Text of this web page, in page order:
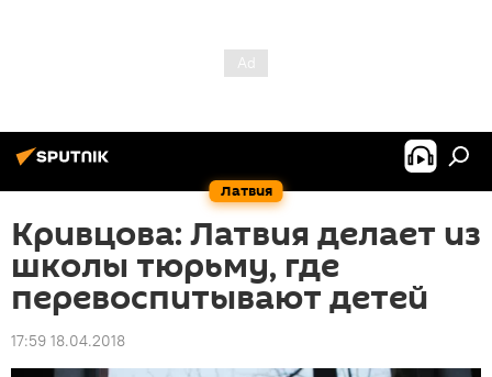
Латвия
Кривцова: Латвия делает из
школы тюрьму, где
перевоспитывают детей
17:59 18.04.2018